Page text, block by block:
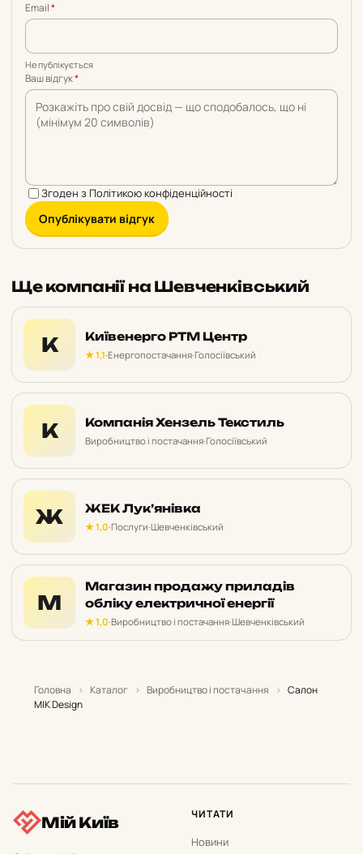
Email*
Не публікується
Ваш відгук*
Згоден з Політикою конфіденційності
Опублікувати відгук
Ще компанії на Шевченківський
К Київенерго РТМ Центр
★ 1,1·Енергопостачання·Голосіївський
К Компанія Хензель Текстиль
Виробництво і постачання·Голосіївський
Ж ЖЕК Лук’янівка
★ 1,0·Послуги·Шевченківський
М
Магазин продажу приладів
обліку електричної енергії
★ 1,0·Виробництво і постачання·Шевченківський
Головна › Каталог › Виробництво і постачання › Салон
MIK Design
Мій Київ ЧИТАТИ
Новини